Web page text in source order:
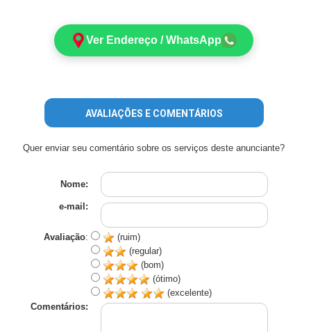
Ver Endereço / WhatsApp
AVALIAÇÕES E COMENTÁRIOS
Quer enviar seu comentário sobre os serviços deste anunciante?
Nome:
e-mail:
Avaliação:
(ruim)
(regular)
(bom)
(ótimo)
(excelente)
Comentários: